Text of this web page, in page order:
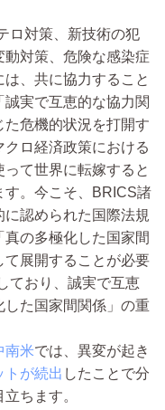
ロ対策、新技術の犯
対策、危険な感染症
、共に協力すること
実で互恵的な協力関
危機的状況を打開す
ロ経済政策における
て世界に転嫁すると
す。今こそ、BRICS諸
認められた国際法規
の多極化した国家間
展開することが必要
ており、誠実で互恵
た国家間関係」の重
南米では、異変が起き
トが続出 したことで分
ちます。